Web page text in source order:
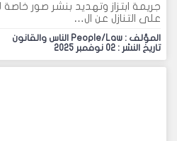
جريمة ابتزاز وتهديد بنشر صور خاصة
على التنازل عن ال…
المؤلف : People/Law الناس والقانون
تاريخ النشر : 02 نوفمبر 2025